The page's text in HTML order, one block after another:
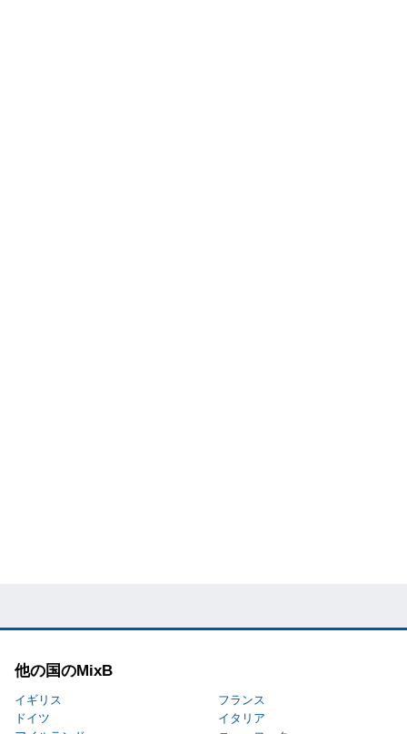
他の国のMixB
イギリス
フランス
ドイツ
イタリア